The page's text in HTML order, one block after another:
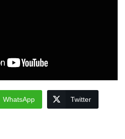
WhatsApp Twitter